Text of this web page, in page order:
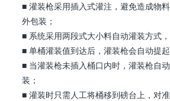
■ 灌装枪采用插入式灌注，避免造成物
外包装；
■ 系统采用两段式大小料自动灌装方式
■ 单桶灌装值到达后，灌装枪会自动提
■ 当灌装枪未插入桶口内时，灌装枪自
装；
■ 灌装时只需人工将桶移到磅台上，对